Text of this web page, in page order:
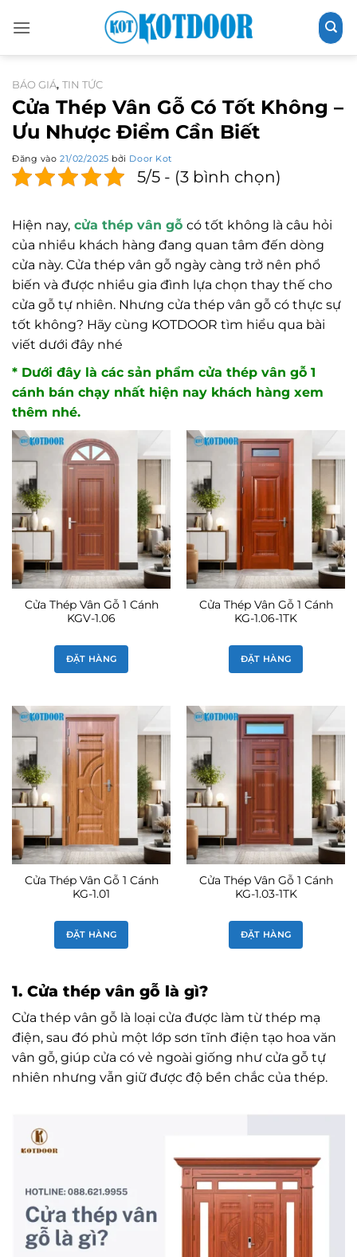
qua
BÁO GIÁ,TIN TỨC
Cửa Thép Vân Gỗ Có Tốt Không –
Ưu Nhược Điểm Cần Biết
Đăng vào21/02/2025 bởi Door Kot
5/5 - (3 bình chọn)
Hiện nay, cửa thép vân gỗ có tốt không là câu hỏi
của nhiều khách hàng đang quan tâm đến dòng
cửa này. Cửa thép vân gỗ ngày càng trở nên phổ
biến và được nhiều gia đình lựa chọn thay thế cho
cửa gỗ tự nhiên. Nhưng cửa thép vân gỗ có thực sự
tốt không? Hãy cùng KOTDOOR tìm hiểu qua bài
viết dưới đây nhé
* Dưới đây là các sản phẩm cửa thép vân gỗ 1
cánh bán chạy nhất hiện nay khách hàng xem
thêm nhé.
Cửa Thép Vân Gỗ 1 Cánh
KGV-1.06
ĐẶT HÀNG
Cửa Thép Vân Gỗ 1 Cánh
KG-1.06-1TK
ĐẶT HÀNG
Cửa Thép Vân Gỗ 1 Cánh
KG-1.01
ĐẶT HÀNG
Cửa Thép Vân Gỗ 1 Cánh
KG-1.03-1TK
ĐẶT HÀNG
1. Cửa thép vân gỗ là gì?
Cửa thép vân gỗ là loại cửa được làm từ thép mạ
điện, sau đó phủ một lớp sơn tĩnh điện tạo hoa văn
vân gỗ, giúp cửa có vẻ ngoài giống như cửa gỗ tự
nhiên nhưng vẫn giữ được độ bền chắc của thép.